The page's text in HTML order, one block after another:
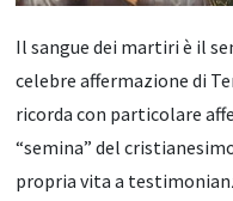
Il sangue dei martiri è il
celebre affermazione di
ricorda con particolare
“semina” del
propria vita a